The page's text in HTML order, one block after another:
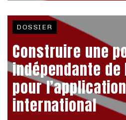
DOSSIER
Construire une
indépendante de
pour
international